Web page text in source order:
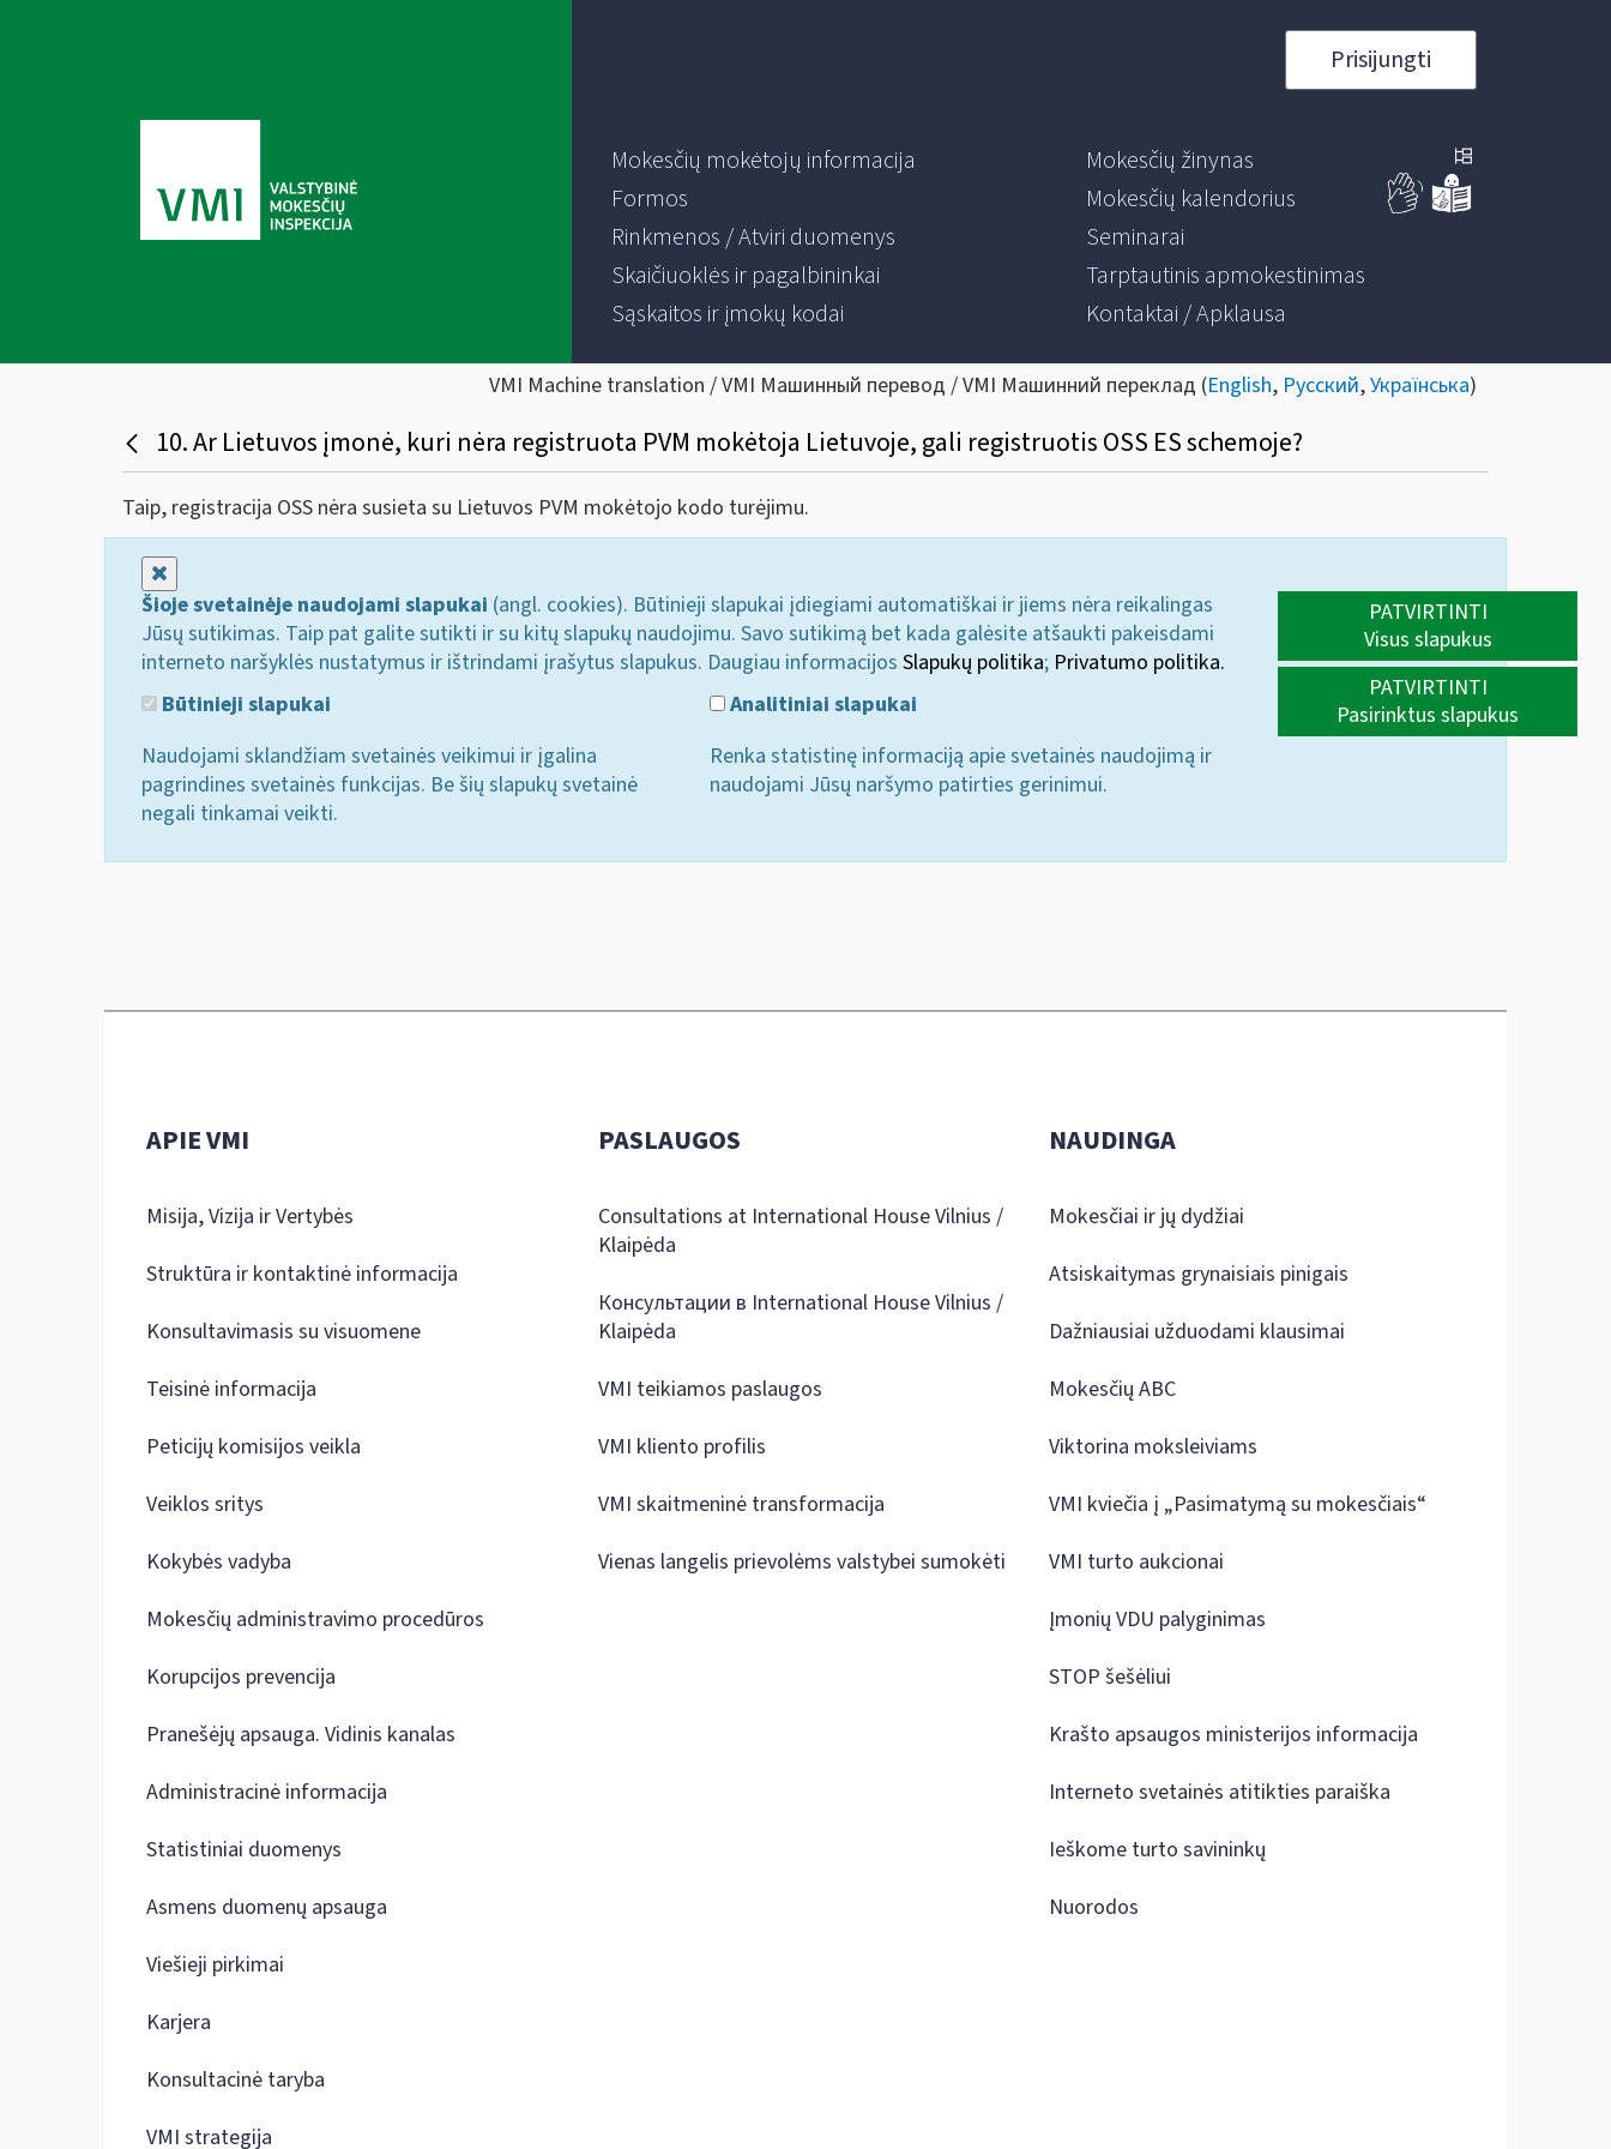
Prisijungti
Mokesčių mokėtojų informacija
Formos
Rinkmenos / Atviri duomenys
Skaičiuoklės ir pagalbininkai
Sąskaitos ir įmokų kodai
Mokesčių žinynas
Mokesčių kalendorius
Seminarai
Tarptautinis apmokestinimas
Kontaktai / Apklausa
VMI Machine translation / VMI Машинный перевод / VMI Машинний переклад (English, Русский,Українська)
10. Ar Lietuvos įmonė, kuri nėra registruota PVM mokėtoja Lietuvoje, gali registruotis OSS ES schemoje?
Taip, registracija OSS nėra susieta su Lietuvos PVM mokėtojo kodo turėjimu.
Šioje svetainėje naudojami slapukai (angl. cookies). Būtinieji slapukai įdiegiami automatiškai ir jiems nėra reikalingas
Jūsų sutikimas. Taip pat galite sutikti ir su kitų slapukų naudojimu. Savo sutikimą bet kada galėsite atšaukti pakeisdami
interneto naršyklės nustatymus ir ištrindami įrašytus slapukus. Daugiau informacijos Slapukų politika; Privatumo politika.
Būtinieji slapukai
Naudojami sklandžiam svetainės veikimui ir įgalina
pagrindines svetainės funkcijas. Be šių slapukų svetainė
negali tinkamai veikti.
Analitiniai slapukai
Renka statistinę informaciją apie svetainės naudojimą ir
naudojami Jūsų naršymo patirties gerinimui.
PATVIRTINTI
Visus slapukus
PATVIRTINTI
Pasirinktus slapukus
APIE VMI
Misija, Vizija ir Vertybės
Struktūra ir kontaktinė informacija
Konsultavimasis su visuomene
Teisinė informacija
Peticijų komisijos veikla
Veiklos sritys
Kokybės vadyba
Mokesčių administravimo procedūros
Korupcijos prevencija
Pranešėjų apsauga. Vidinis kanalas
Administracinė informacija
Statistiniai duomenys
Asmens duomenų apsauga
Viešieji pirkimai
Karjera
Konsultacinė taryba
VMI strategija
PASLAUGOS
Consultations at International House Vilnius /
Klaipėda
Консультации в International House Vilnius /
Klaipėda
VMI teikiamos paslaugos
VMI kliento profilis
VMI skaitmeninė transformacija
Vienas langelis prievolėms valstybei sumokėti
NAUDINGA
Mokesčiai ir jų dydžiai
Atsiskaitymas grynaisiais pinigais
Dažniausiai užduodami klausimai
Mokesčių ABC
Viktorina moksleiviams
VMI kviečia į „Pasimatymą su mokesčiais“
VMI turto aukcionai
Įmonių VDU palyginimas
STOP šešėliui
Krašto apsaugos ministerijos informacija
Interneto svetainės atitikties paraiška
Ieškome turto savininkų
Nuorodos